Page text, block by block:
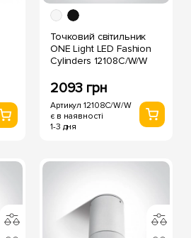
Точковий світильник
ONE Light LED Fashion
Cylinders 12108C/W/W
2093 грн
Артикул 12108C/W/W
є в наявності
1-3 дня